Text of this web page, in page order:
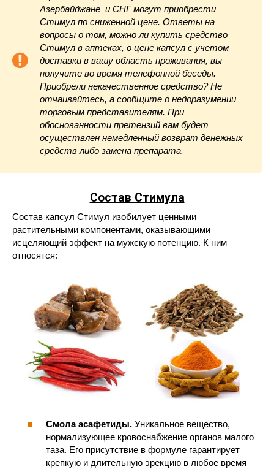
Азербайджане и СНГ могут приобрести
Стимул по сниженной цене. Ответы на
вопросы о том, можно ли купить средство
Стимул в аптеках, о цене капсул с учетом
доставки в вашу область проживания, вы
получите во время телефонной беседы.
Приобрели некачественное средство? Не
отчаивайтесь, а сообщите о недоразумении
торговым представителям. При
обоснованности претензий вам будет
осуществлен немедленный возврат денежных
средств либо замена препарата.
Состав Стимула
Состав капсул Стимул изобилует ценными
растительными компонентами, оказывающими
исцеляющий эффект на мужскую потенцию. К ним
относятся:
Смола асафетиды. Уникальное вещество,
нормализующее кровоснабжение органов малого
таза. Его присутствие в формуле гарантирует
крепкую и длительную эрекцию в любое время